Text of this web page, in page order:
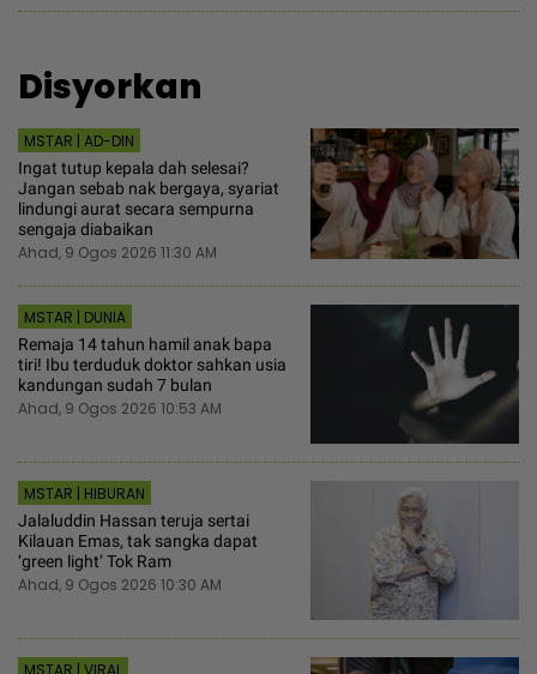
Disyorkan
MSTAR | AD-DIN
Ingat tutup kepala dah selesai?
Jangan sebab nak bergaya, syariat
lindungi aurat secara sempurna
sengaja diabaikan
Ahad, 9 Ogos 2026 11:30 AM
MSTAR | DUNIA
Remaja 14 tahun hamil anak bapa
tiri! Ibu terduduk doktor sahkan usia
kandungan sudah 7 bulan
Ahad, 9 Ogos 2026 10:53 AM
MSTAR | HIBURAN
Jalaluddin Hassan teruja sertai
Kilauan Emas, tak sangka dapat
‘green light’ Tok Ram
Ahad, 9 Ogos 2026 10:30 AM
MSTAR | VIRAL